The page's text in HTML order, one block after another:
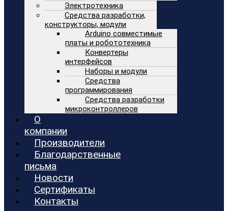
Электротехника
Средства разработки,
конструкторы, модули
Arduino совместимые
платы и робототехника
Конвертеры
интерфейсов
Наборы и модули
Средства
программирования
Средства разработки
микроконтроллеров
О
компании
Производители
Благодарственные
письма
Новости
Сертификаты
Контакты